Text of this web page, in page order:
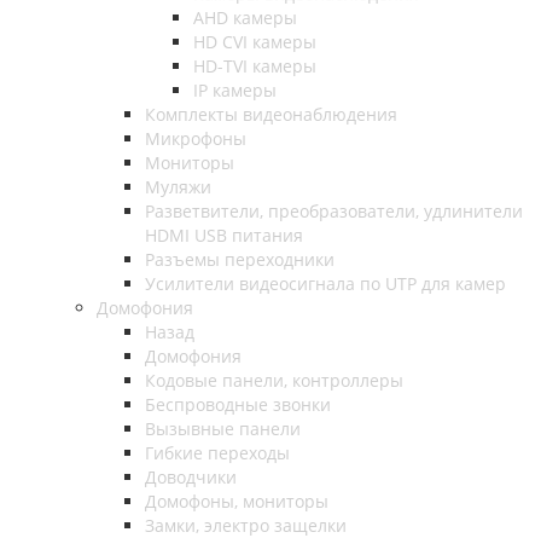
AHD камеры
HD CVI камеры
HD-TVI камеры
IP камеры
Комплекты видеонаблюдения
Микрофоны
Мониторы
Муляжи
Разветвители, преобразователи, удлинители
HDMI USB питания
Разъемы переходники
Усилители видеосигнала по UTP для камер
Домофония
Назад
Домофония
Кодовые панели, контроллеры
Беспроводные звонки
Вызывные панели
Гибкие переходы
Доводчики
Домофоны, мониторы
Замки, электро защелки